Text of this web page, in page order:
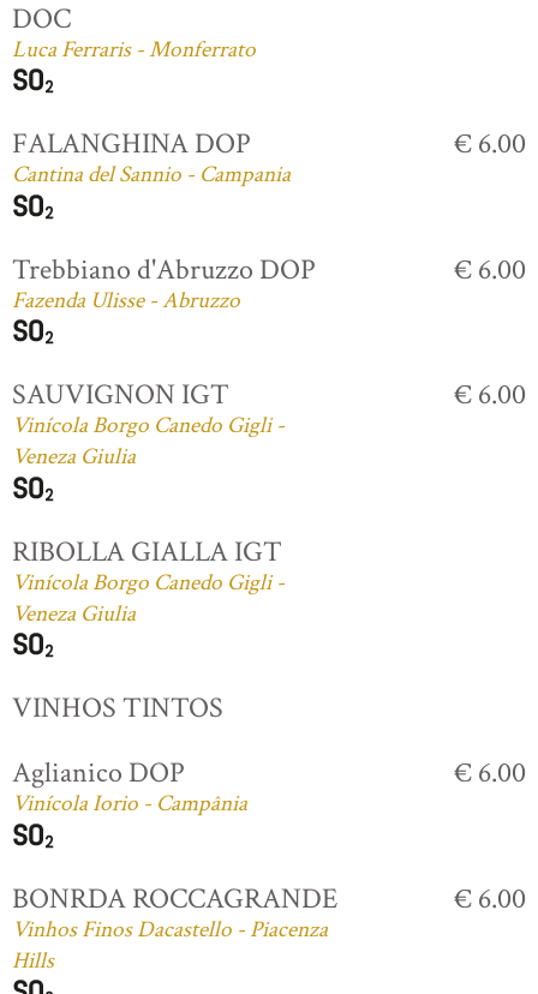
DOC
Luca Ferraris - Monferrato
FALANGHINA DOP
Cantina del Sannio - Campania
€ 6.00
Trebbiano d'Abruzzo DOP
Fazenda Ulisse - Abruzzo
€ 6.00
SAUVIGNON IGT
Vinícola Borgo Canedo Gigli -
Veneza Giulia
€ 6.00
RIBOLLA GIALLA IGT
Vinícola Borgo Canedo Gigli -
Veneza Giulia
VINHOS TINTOS
Aglianico DOP
Vinícola Iorio - Campânia
€ 6.00
BONRDA ROCCAGRANDE
Vinhos Finos Dacastello - Piacenza
Hills
€ 6.00